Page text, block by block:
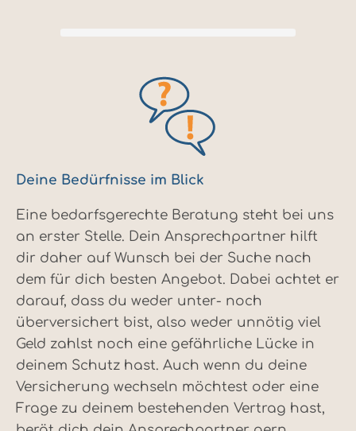
Deine Bedürfnisse im Blick
Eine bedarfsgerechte Beratung steht bei uns
an erster Stelle. Dein Ansprechpartner hilft
dir daher auf Wunsch bei der Suche nach
dem für dich besten Angebot. Dabei achtet er
darauf, dass du weder unter- noch
überversichert bist, also weder unnötig viel
Geld zahlst noch eine gefährliche Lücke in
deinem Schutz hast. Auch wenn du deine
Versicherung wechseln möchtest oder eine
Frage zu deinem bestehenden Vertrag hast,